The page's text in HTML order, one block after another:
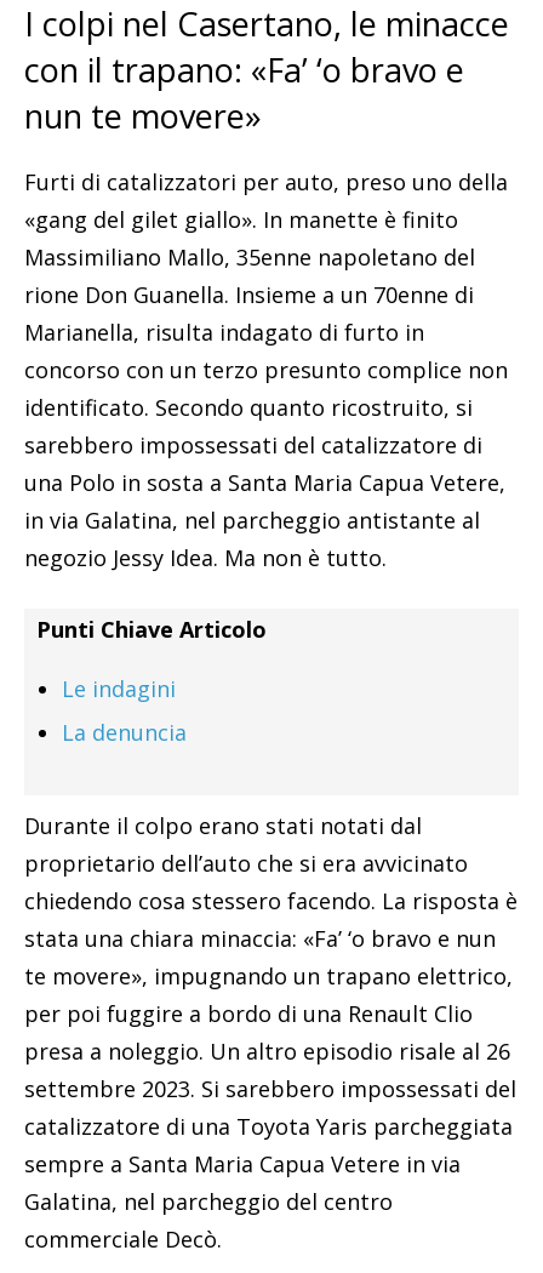
I colpi nel Casertano, le minacce
con il trapano: «Fa’ ‘o bravo e
nun te movere»
Furti di catalizzatori per auto, preso uno della
«gang del gilet giallo». In manette è finito
Massimiliano Mallo, 35enne napoletano del
rione Don Guanella. Insieme a un 70enne di
Marianella, risulta indagato di furto in
concorso con un terzo presunto complice non
identificato. Secondo quanto ricostruito, si
sarebbero impossessati del catalizzatore di
una Polo in sosta a Santa Maria Capua Vetere,
in via Galatina, nel parcheggio antistante al
negozio Jessy Idea. Ma non è tutto.
Punti Chiave Articolo
Le indagini
La denuncia
Durante il colpo erano stati notati dal
proprietario dell’auto che si era avvicinato
chiedendo cosa stessero facendo. La risposta è
stata una chiara minaccia: «Fa’ ‘o bravo e nun
te movere», impugnando un trapano elettrico,
per poi fuggire a bordo di una Renault Clio
presa a noleggio. Un altro episodio risale al 26
settembre 2023. Si sarebbero impossessati del
catalizzatore di una Toyota Yaris parcheggiata
sempre a Santa Maria Capua Vetere in via
Galatina, nel parcheggio del centro
commerciale Decò.